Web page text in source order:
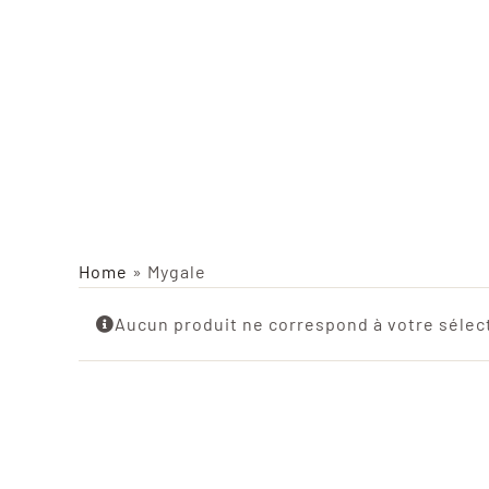
Home » Mygale
Aucun produit ne correspond à votre